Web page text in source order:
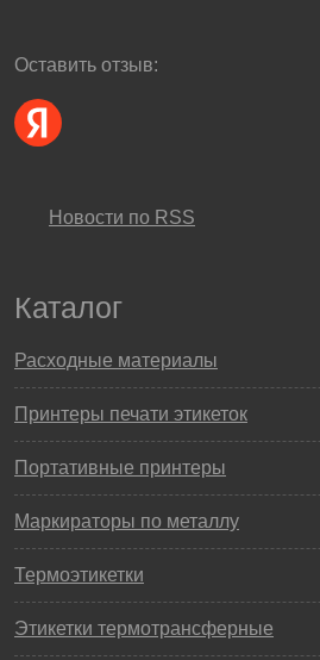
Оставить отзыв:
Новости по RSS
Каталог
Расходные материалы
Принтеры печати этикеток
Портативные принтеры
Маркираторы по металлу
Термоэтикетки
Этикетки термотрансферные